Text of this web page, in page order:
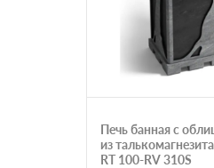
Печь банная с
из
RT 100-RV 310S